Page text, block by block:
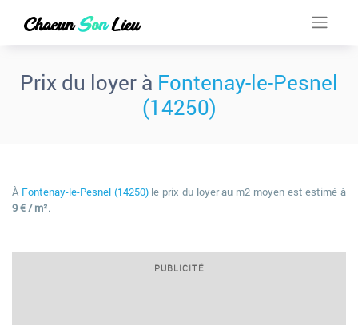
Prix du loyer à Fontenay-le-Pesnel
(14250)
À Fontenay-le-Pesnel (14250)le prix du loyer au m2 moyen est estimé à
9 € / m².
PUBLICITÉ